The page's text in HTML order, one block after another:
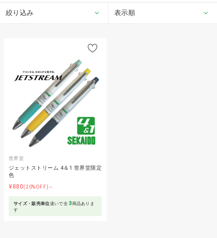
絞り込み 表示順
世界堂
ジェットストリーム 4＆1 世界堂限定
色
¥880(20%OFF)～
サイズ・販売単位違いで全3商品ありま
す